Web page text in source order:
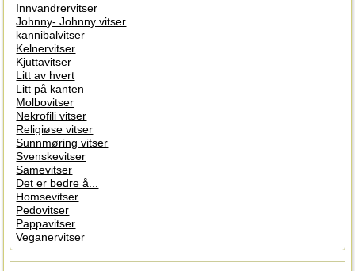
Innvandrervitser
Johnny- Johnny vitser
kannibalvitser
Kelnervitser
Kjuttavitser
Litt av hvert
Litt på kanten
Molbovitser
Nekrofili vitser
Religiøse vitser
Sunnmøring vitser
Svenskevitser
Samevitser
Det er bedre å...
Homsevitser
Pedovitser
Pappavitser
Veganervitser